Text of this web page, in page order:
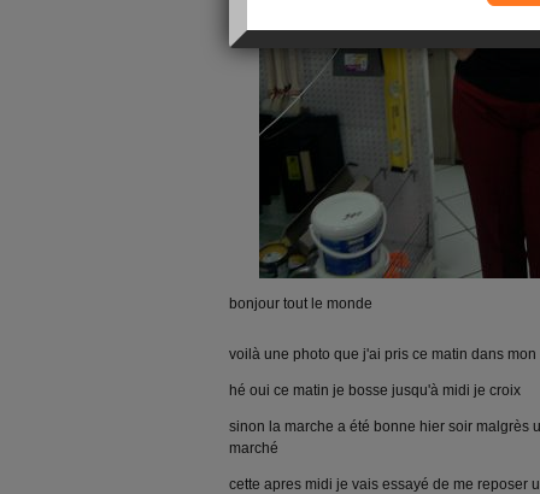
bonjour tout le monde
voilà une photo que j'ai pris ce matin dans
hé oui ce matin je bosse jusqu'à midi je croix
sinon la marche a été bonne hier soir malgrès
marché
cette apres midi je vais essayé de me reposer